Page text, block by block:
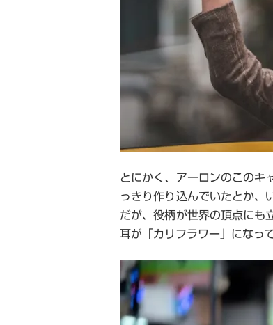
とにかく、アーロンのこのキ
っきり作り込んでいたとか
だが、役柄が世界の頂点にも
耳が「カリフラワー」になっ